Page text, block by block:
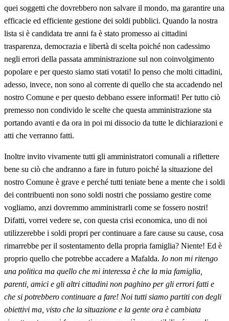
quei soggetti che dovrebbero non salvare il mondo, ma garantire una
efficacie ed efficiente gestione dei soldi pubblici. Quando la nostra
lista si è candidata tre anni fa è stato promesso ai cittadini
trasparenza, democrazia e libertà di scelta poiché non cadessimo
negli errori della passata amministrazione sul non coinvolgimento
popolare e per questo siamo stati votati! Io penso che molti cittadini,
adesso, invece, non sono al corrente di quello che sta accadendo nel
nostro Comune e per questo debbano essere informati! Per tutto ciò
premesso non condivido le scelte che questa amministrazione sta
portando avanti e da ora in poi mi dissocio da tutte le dichiarazioni e
atti che verranno fatti.
Inoltre invito vivamente tutti gli amministratori comunali a riflettere
bene su ciò che andranno a fare in futuro poiché la situazione del
nostro Comune è grave e perché tutti teniate bene a mente che i soldi
dei contribuenti non sono soldi nostri che possiamo gestire come
vogliamo, anzi dovremmo amministrarli come se fossero nostri!
Difatti, vorrei vedere se, con questa crisi economica, uno di noi
utilizzerebbe i soldi propri per continuare a fare cause su cause, cosa
rimarrebbe per il sostentamento della propria famiglia? Niente! Ed è
proprio quello che potrebbe accadere a Mafalda. Io non mi ritengo
una politica ma quello che mi interessa è che la mia famiglia,
parenti, amici e gli altri cittadini non paghino per gli errori fatti e
che si potrebbero continuare a fare! Noi tutti siamo partiti con degli
obiettivi ma, visto che la situazione e la gente ora è cambiata